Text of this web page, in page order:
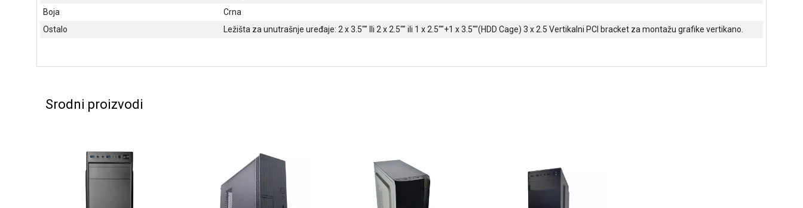
Boja
Crna
Ostalo
Ležišta za unutrašnje uređaje: 2 x 3.5"" Ili 2 x 2.5"" ili 1 x 2.5""+1 x 3.5""(HDD Cage) 3 x 2.5 Vertikalni PCI bracket za montažu grafike vertikano.
Srodni proizvodi